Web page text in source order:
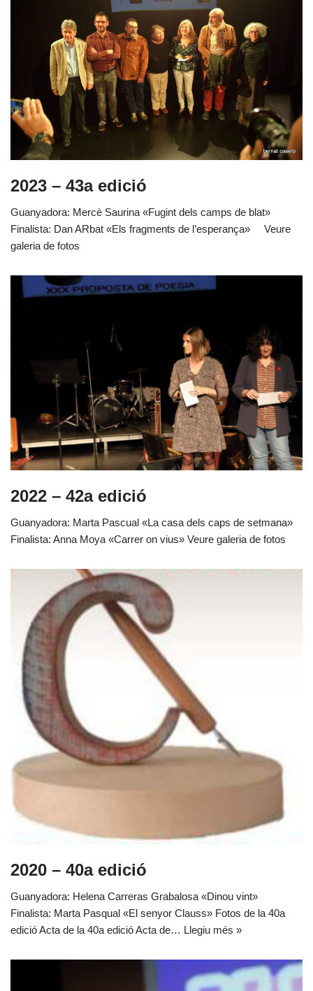
2023 – 43a edició
Guanyadora: Mercè Saurina «Fugint dels camps de blat»
Finalista: Dan ARbat «Els fragments de l’esperança» Veure
galeria de fotos
2022 – 42a edició
Guanyadora: Marta Pascual «La casa dels caps de setmana»
Finalista: Anna Moya «Carrer on vius» Veure galeria de fotos
2020 – 40a edició
Guanyadora: Helena Carreras Grabalosa «Dinou vint»
Finalista: Marta Pasqual «El senyor Clauss» Fotos de la 40a
edició Acta de la 40a edició Acta de… Llegiu més »